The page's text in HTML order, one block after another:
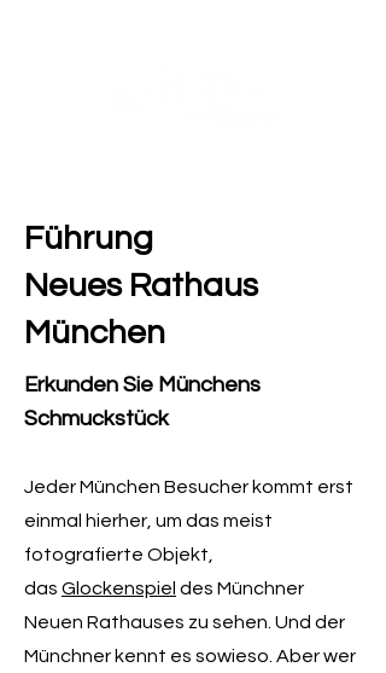
Führung
Neues Rathaus
München
Erkunden Sie Münchens
Schmuckstück
Jeder München Besucher kommt erst
einmal hierher, um das meist
fotografierte Objekt,
das Glockenspiel des Münchner
Neuen Rathauses zu sehen. Und der
Münchner kennt es sowieso. Aber wer